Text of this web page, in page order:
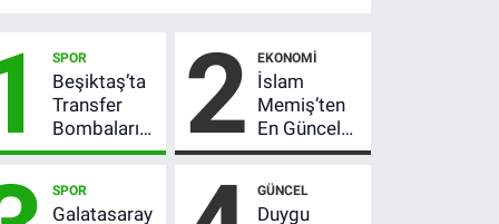
SPOR
Beşiktaş’ta
Transfer
Bombaları
Peş Peşe!
Vlahovic’i
2 EKONOMI
İslam
Memiş’ten
En Güncel
Altın
Gram Altın
SPOR
Galatasaray
GÜNCEL
Duygu